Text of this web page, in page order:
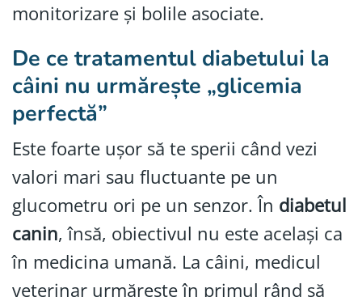
monitorizare și bolile asociate.
De ce tratamentul diabetului la
câini nu urmărește „glicemia
perfectă”
Este foarte ușor să te sperii când vezi
valori mari sau fluctuante pe un
glucometru ori pe un senzor. În diabetul
canin, însă, obiectivul nu este același ca
în medicina umană. La câini, medicul
veterinar urmărește în primul rând să